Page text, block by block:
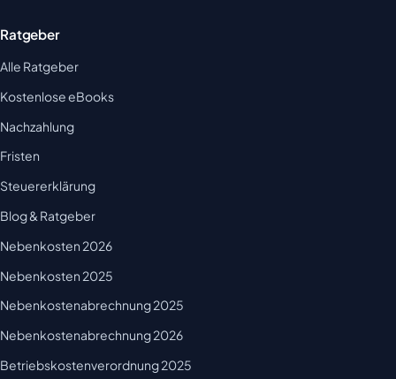
Ratgeber
Alle Ratgeber
Kostenlose eBooks
Nachzahlung
Fristen
Steuererklärung
Blog & Ratgeber
Nebenkosten 2026
Nebenkosten 2025
Nebenkostenabrechnung 2025
Nebenkostenabrechnung 2026
Betriebskostenverordnung 2025